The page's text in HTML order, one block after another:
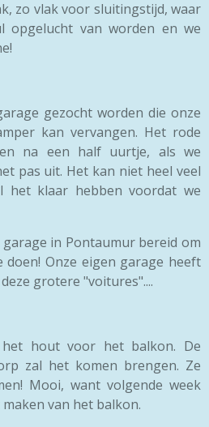
zo vlak voor sluitingstijd, waar
opgelucht van worden en we
gezocht worden die onze
kan vervangen. Het rode
na een half uurtje, als we
pas uit. Het kan niet heel veel
het klaar hebben voordat we
in Pontaumur bereid om
doen! Onze eigen garage heeft
grotere "voitures"....
hout voor het balkon. De
zal het komen brengen. Ze
Mooi, want volgende week
van het balkon.